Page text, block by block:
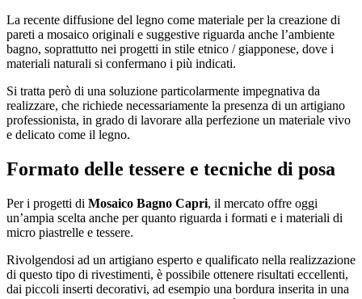
La recente diffusione del legno come materiale per la creazione di
pareti a mosaico originali e suggestive riguarda anche l’ambiente
bagno, soprattutto nei progetti in stile etnico / giapponese, dove i
materiali naturali si confermano i più indicati.
Si tratta però di una soluzione particolarmente impegnativa da
realizzare, che richiede necessariamente la presenza di un artigiano
professionista, in grado di lavorare alla perfezione un materiale vivo
e delicato come il legno.
Formato delle tessere e tecniche di posa
Per i progetti di Mosaico Bagno Capri, il mercato offre oggi
un’ampia scelta anche per quanto riguarda i formati e i materiali di
micro piastrelle e tessere.
Rivolgendosi ad un artigiano esperto e qualificato nella realizzazione
di questo tipo di rivestimenti, è possibile ottenere risultati eccellenti,
dai piccoli inserti decorativi, ad esempio una bordura inserita in una